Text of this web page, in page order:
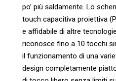
po’ più saldamente. Lo
touch capacitiva proiettiva
e affidabile di altre
riconosce fino a 10 tocchi
il funzionamento di una
design completamente